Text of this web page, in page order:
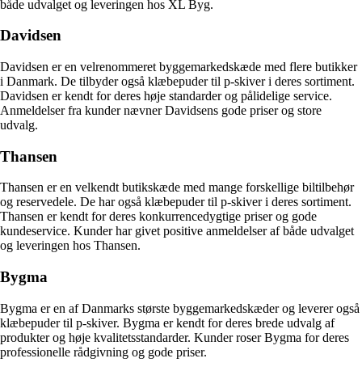
både udvalget og leveringen hos XL Byg.
Davidsen
Davidsen er en velrenommeret byggemarkedskæde med flere butikker
i Danmark. De tilbyder også klæbepuder til p-skiver i deres sortiment.
Davidsen er kendt for deres høje standarder og pålidelige service.
Anmeldelser fra kunder nævner Davidsens gode priser og store
udvalg.
Thansen
Thansen er en velkendt butikskæde med mange forskellige biltilbehør
og reservedele. De har også klæbepuder til p-skiver i deres sortiment.
Thansen er kendt for deres konkurrencedygtige priser og gode
kundeservice. Kunder har givet positive anmeldelser af både udvalget
og leveringen hos Thansen.
Bygma
Bygma er en af Danmarks største byggemarkedskæder og leverer også
klæbepuder til p-skiver. Bygma er kendt for deres brede udvalg af
produkter og høje kvalitetsstandarder. Kunder roser Bygma for deres
professionelle rådgivning og gode priser.